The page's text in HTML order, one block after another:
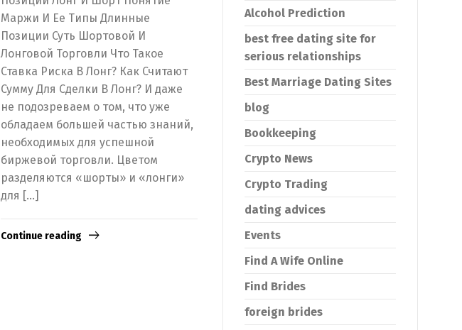
Маржи И Ее Типы Длинные
Позиции Суть Шортовой И
Лонговой Торговли Что Такое
Ставка Риска В Лонг? Как Считают
Сумму Для Сделки В Лонг? И даже
не подозреваем о том, что уже
обладаем большей частью знаний,
необходимых для успешной
биржевой торговли. Цветом
разделяются «шорты» и «лонги»
для […]
Continue reading
Alcohol Prediction
best free dating site for
serious relationships
Best Marriage Dating Sites
blog
Bookkeeping
Crypto News
Crypto Trading
dating advices
Events
Find A Wife Online
Find Brides
foreign brides